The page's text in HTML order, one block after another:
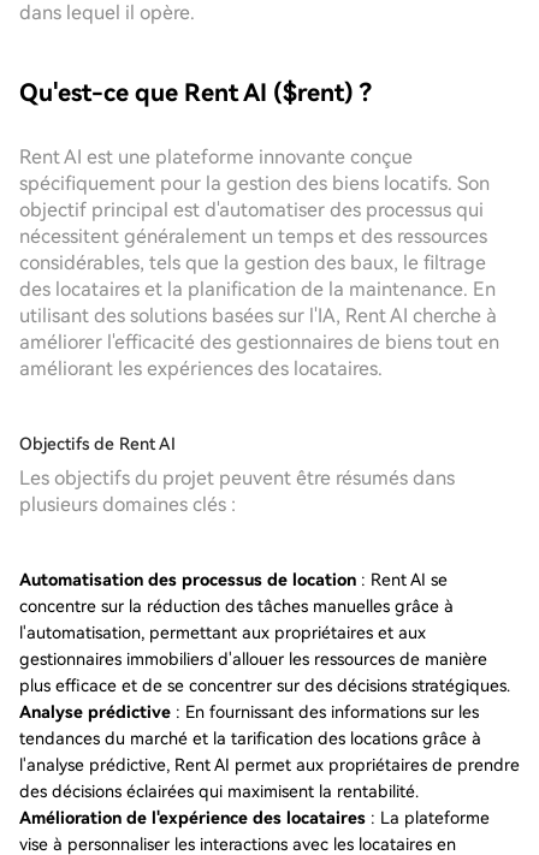
dans lequel il opère.
Qu'est-ce que Rent AI ($rent) ?
Rent AI est une plateforme innovante conçue
spécifiquement pour la gestion des biens locatifs. Son
objectif principal est d'automatiser des processus qui
nécessitent généralement un temps et des ressources
considérables, tels que la gestion des baux, le filtrage
des locataires et la planification de la maintenance. En
utilisant des solutions basées sur l'IA, Rent AI cherche à
améliorer l'efficacité des gestionnaires de biens tout en
améliorant les expériences des locataires.
Objectifs de Rent AI
Les objectifs du projet peuvent être résumés dans
plusieurs domaines clés :
Automatisation des processus de location : Rent AI se
concentre sur la réduction des tâches manuelles grâce à
l'automatisation, permettant aux propriétaires et aux
gestionnaires immobiliers d'allouer les ressources de manière
plus efficace et de se concentrer sur des décisions stratégiques.
Analyse prédictive : En fournissant des informations sur les
tendances du marché et la tarification des locations grâce à
l'analyse prédictive, Rent AI permet aux propriétaires de prendre
des décisions éclairées qui maximisent la rentabilité.
Amélioration de l'expérience des locataires : La plateforme
vise à personnaliser les interactions avec les locataires en